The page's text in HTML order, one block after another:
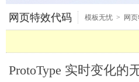
网页特效代码 模板无忧 > 网
ProtoType 实时变化的